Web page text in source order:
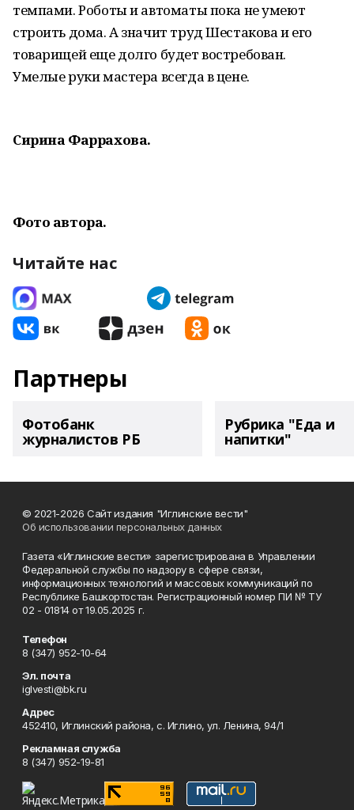
темпами. Роботы и автоматы пока не умеют
строить дома. А значит труд Шестакова и его
товарищей еще долго будет востребован.
Умелые руки мастера всегда в цене.
Сирина Фаррахова.
Фото автора.
Читайте нас
Партнеры
Фотобанк
журналистов РБ
Рубрика "Еда и
напитки"
© 2021-2026 Сайт издания "Иглинские вести"
Об использовании персональных данных
Газета «Иглинские вести» зарегистрирована в Управлении
Федеральной службы по надзору в сфере связи,
информационных технологий и массовых коммуникаций по
Республике Башкортостан. Регистрационный номер ПИ № ТУ
02 - 01814 от 19.05.2025 г.
Телефон
8 (347) 952-10-64
Эл. почта
iglvesti@bk.ru
Адрес
452410, Иглинский района, с. Иглино, ул. Ленина, 94/1
Рекламная служба
8 (347) 952-19-81